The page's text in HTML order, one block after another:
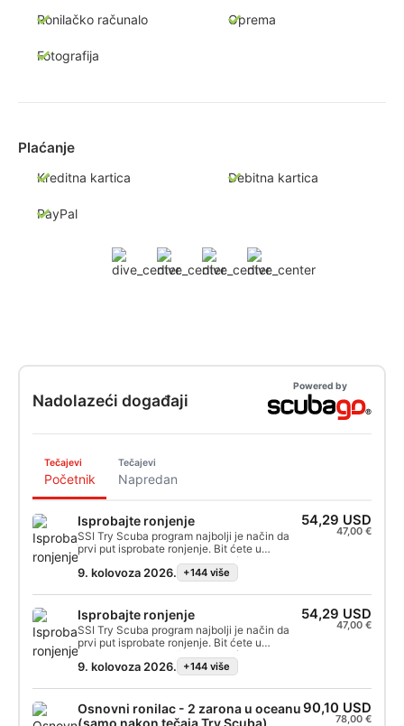
Ronilačko računalo Oprema
Fotografija
Plaćanje
Kreditna kartica Debitna kartica
PayPal
Nadolazeći događaji
Powered by
Tečajevi
Početnik
Tečajevi
Napredan
Isprobajte ronjenje
SSI Try Scuba program najbolji je način da
prvi put isprobate ronjenje. Bit ćete u
zatvorenoj vodi i vaš instruktor će se o vama
dobro brinuti, tako da možete uživati ​​u tim
doživjeti čaroliju ronjenja. Na kraju ovog
kratkog tečaja zaradit ćete svoju SSI Try
Scuba iskaznicu i nesumnjivo ćete htjeti
ponovno roniti. Beskrajne ronilačke avanture
čekaju vas, a ovaj tečaj je mjesto gdje sve
počinje. Počnite danas!
9. kolovoza 2026. +144 više
54,29 USD
47,00 €
Isprobajte ronjenje
SSI Try Scuba program najbolji je način da
prvi put isprobate ronjenje. Bit ćete u
zatvorenoj vodi i vaš instruktor će se o vama
dobro brinuti, tako da možete uživati ​​u tim
doživjeti čaroliju ronjenja. Na kraju ovog
kratkog tečaja zaradit ćete svoju SSI Try
Scuba iskaznicu i nesumnjivo ćete htjeti
9. kolovoza 2026. +144 više
54,29 USD
47,00 €
Osnovni ronilac - 2 zarona u oceanu90,10 USD
78,00 €